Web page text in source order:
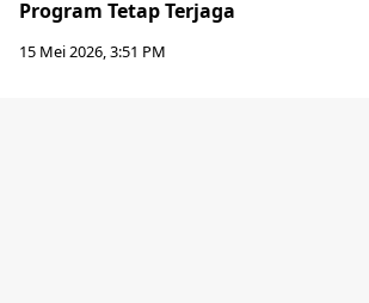
Program Tetap Terjaga
15 Mei 2026, 3:51 PM